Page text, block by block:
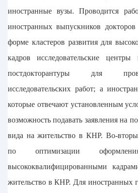
иностранные вузы. Проводится
иностранных выпускников
форме кластеров развития для
кадров исследовательские
постдокторантуры для
исследовательских работ; а
которые отвечают установленным
возможность подавать заявления на
вида на жительство в КНР. Во-
по оптимизации
высококвалифицированными
жительство в КНР. Для иностранных